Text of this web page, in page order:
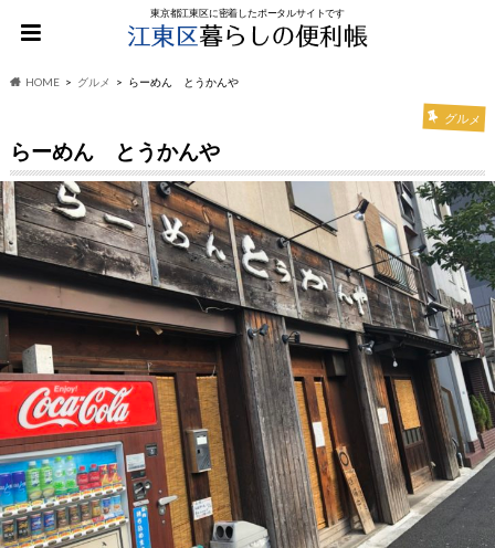
東京都江東区に密着したポータルサイトです
HOME グルメ らーめん とうかんや
グルメ
らーめん とうかんや